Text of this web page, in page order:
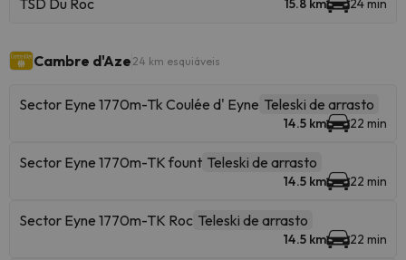
TSD Du Roc 15.8 km 24 min
Cambre d'Aze 24 km esquiáveis
Sector Eyne 1770m-Tk Coulée d' Eyne Teleski de arrasto
14.5 km 22 min
Sector Eyne 1770m-TK fount Teleski de arrasto
14.5 km 22 min
Sector Eyne 1770m-TK Roc Teleski de arrasto
14.5 km 22 min